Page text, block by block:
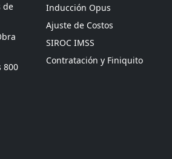
de
800
Inducción Opus
Ajuste de Costos
SIROC IMSS
Contratación y Finiquito